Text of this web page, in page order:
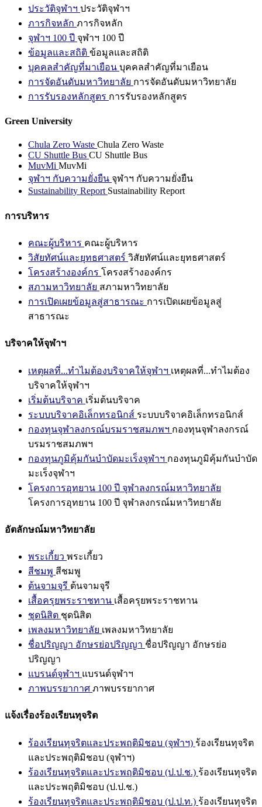
ประวัติจุฬาฯ ประวัติจุฬาฯ
ภารกิจหลัก ภารกิจหลัก
จุฬาฯ 100 ปี จุฬาฯ 100 ปี
ข้อมูลและสถิติ ข้อมูลและสถิติ
บุคคลสำคัญที่มาเยือน บุคคลสำคัญที่มาเยือน
การจัดอันดับมหาวิทยาลัย การจัดอันดับมหาวิทยาลัย
การรับรองหลักสูตร การรับรองหลักสูตร
Green University
Chula Zero Waste Chula Zero Waste
CU Shuttle Bus CU Shuttle Bus
MuvMi MuvMi
จุฬาฯ กับความยั่งยืน จุฬาฯ กับความยั่งยืน
Sustainability Report Sustainability Report
การบริหาร
คณะผู้บริหาร คณะผู้บริหาร
วิสัยทัศน์และยุทธศาสตร์ วิสัยทัศน์และยุทธศาสตร์
โครงสร้างองค์กร โครงสร้างองค์กร
สภามหาวิทยาลัย สภามหาวิทยาลัย
การเปิดเผยข้อมูลสู่สาธารณะ การเปิดเผยข้อมูลสู่
สาธารณะ
บริจาคให้จุฬาฯ
เหตุผลที่...ทำไมต้องบริจาคให้จุฬาฯ เหตุผลที่...ทำไมต้อง
บริจาคให้จุฬาฯ
เริ่มต้นบริจาค เริ่มต้นบริจาค
ระบบบริจาคอิเล็กทรอนิกส์ ระบบบริจาคอิเล็กทรอนิกส์
กองทุนจุฬาลงกรณ์บรมราชสมภพฯ กองทุนจุฬาลงกรณ์
บรมราชสมภพฯ
กองทุนภูมิคุ้มกันบำบัดมะเร็งจุฬาฯ กองทุนภูมิคุ้มกันบำบัด
มะเร็งจุฬาฯ
โครงการอุทยาน 100 ปี จุฬาลงกรณ์มหาวิทยาลัย
โครงการอุทยาน 100 ปี จุฬาลงกรณ์มหาวิทยาลัย
อัตลักษณ์มหาวิทยาลัย
พระเกี้ยว พระเกี้ยว
สีชมพู สีชมพู
ต้นจามจุรี ต้นจามจุรี
เสื้อครุยพระราชทาน เสื้อครุยพระราชทาน
ชุดนิสิต ชุดนิสิต
เพลงมหาวิทยาลัย เพลงมหาวิทยาลัย
ชื่อปริญญา อักษรย่อปริญญา ชื่อปริญญา อักษรย่อ
ปริญญา
แบรนด์จุฬาฯ แบรนด์จุฬาฯ
ภาพบรรยากาศ ภาพบรรยากาศ
แจ้งเรื่องร้องเรียนทุจริต
ร้องเรียนทุจริตและประพฤติมิชอบ (จุฬาฯ) ร้องเรียนทุจริต
และประพฤติมิชอบ (จุฬาฯ)
ร้องเรียนทุจริตและประพฤติมิชอบ (ป.ป.ช.) ร้องเรียนทุจริต
และประพฤติมิชอบ (ป.ป.ช.)
ร้องเรียนทุจริตและประพฤติมิชอบ (ป.ป.ท.) ร้องเรียนทุจริต